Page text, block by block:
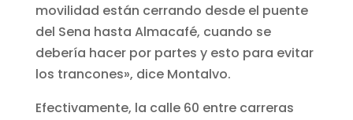
movilidad están cerrando desde el puente
del Sena hasta Almacafé, cuando se
debería hacer por partes y esto para evitar
los trancones», dice Montalvo.
Efectivamente, la calle 60 entre carreras